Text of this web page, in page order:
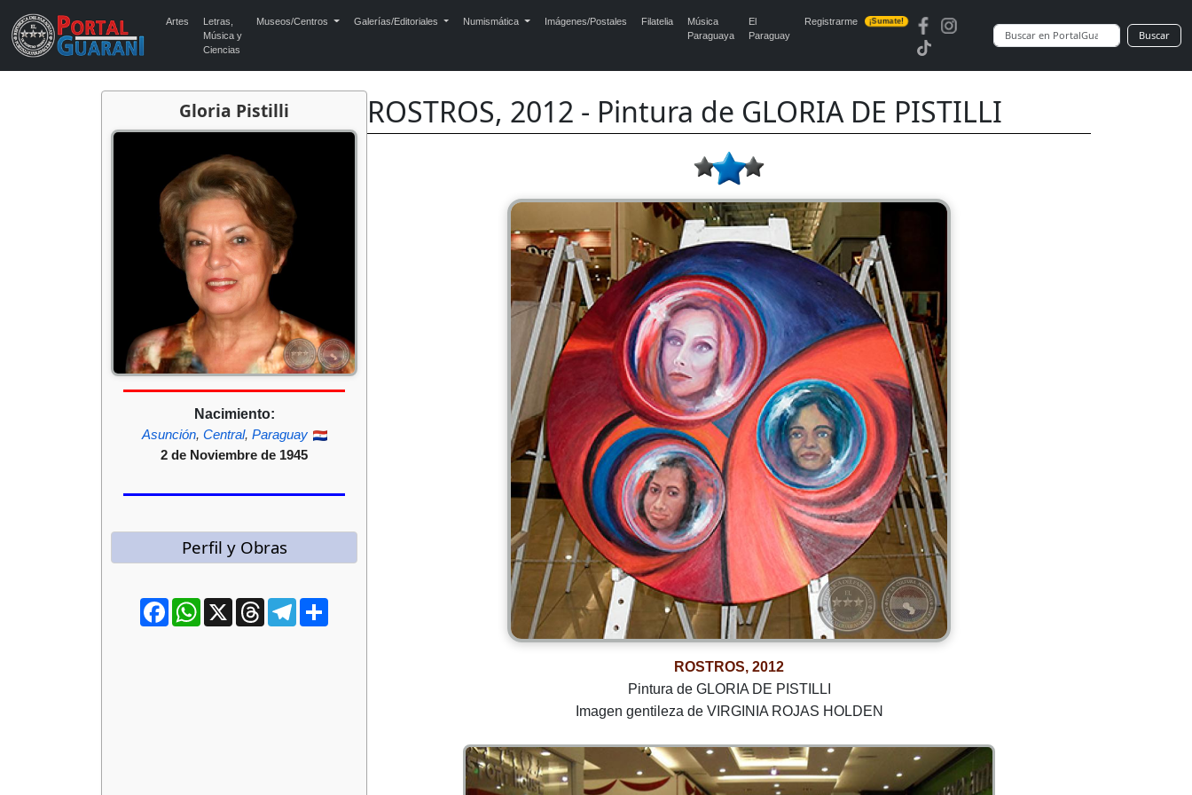
Artes
Letras,
Música y
Ciencias
Museos/Centros Galerías/Editoriales Numismática Imágenes/Postales Filatelia
Música
Paraguaya
El
Paraguay
Registrarme ¡Sumate!
Buscar
Gloria Pistilli
Nacimiento:
Asunción, Central, Paraguay
2 de Noviembre de 1945
Perfil y Obras
FacebookWhatsApp
X ThreadsTelegram
ROSTROS, 2012 - Pintura de GLORIA DE PISTILLI
ROSTROS, 2012
Pintura de GLORIA DE PISTILLI
Imagen gentileza de VIRGINIA ROJAS HOLDEN